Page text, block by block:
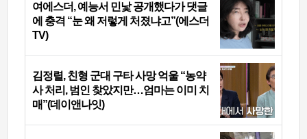
여에스더, 예능서 민낯 공개했다가 댓글
에 충격 “눈 왜 저렇게 처졌냐고”(에스더
TV)
김정렬, 친형 군대 구타 사망 억울 “농약
사 처리, 범인 찾았지만…엄마는 이미 치
매”(데이앤나잇)